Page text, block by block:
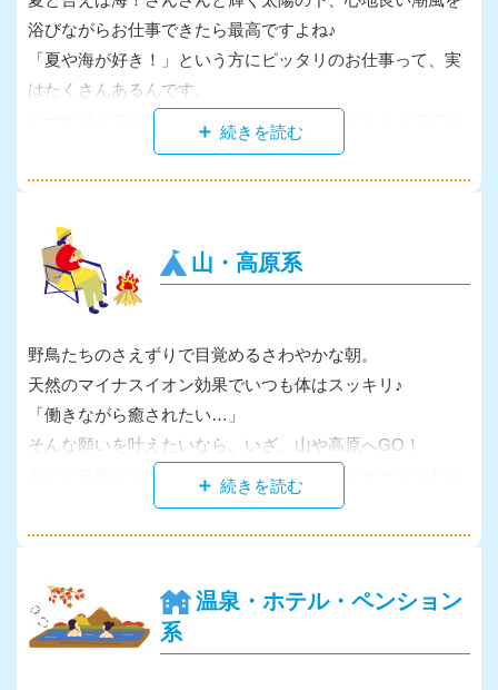
浴びながらお仕事できたら最高ですよね♪
「夏や海が好き！」という方にピッタリのお仕事って、実
はたくさんあるんです。
ビーチダイニングや海の家・マリンスポーツショップでの
サービス業、監視員…免許があれば水上バイクの後ろにお
客様を乗せて好きなだけ楽しめる、なんていうオイシイお
私共に楽しめる素敵な出会いもあるかも！？
そんな楽しいお仕事だから、リピーターも増加中☆今年は
あなたもチャレンジしてみませんか？
山・高原系
野鳥たちのさえずりで目覚めるさわやかな朝。
天然のマイナスイオン効果でいつも体はスッキリ♪
「働きながら癒されたい…」
そんな願いを叶えたいなら、いざ、山や高原へGO！
キャンプ施設や牧場の運営サポート、ネイチャーガイドに
インストラクター、今流行の農業などなど、未経験でもチ
ャレンジできる人気のお仕事がいっぱい！空き時間には仲
掛けたり、憧れのアウトドアライフを満喫☆しっかり稼い
でトコトン遊ぶ。
これぞ正に、リゾートバイトの王道スタイルです！
温泉・ホテル・ペンション
系